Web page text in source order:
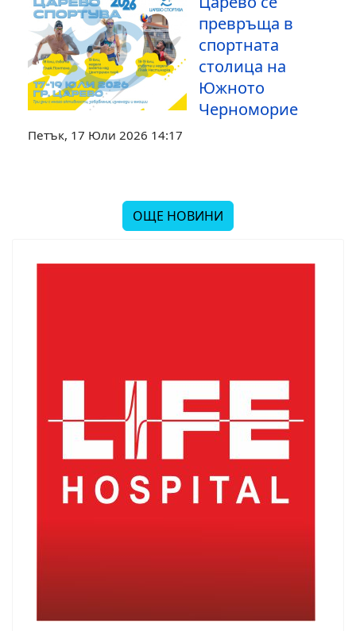
превръща в
спортната
столица на
Южното
Черноморие
Петък, 17 Юли 2026 14:17
ОЩЕ НОВИНИ